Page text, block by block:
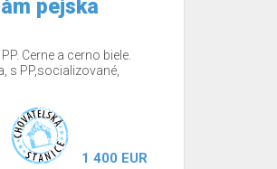
pejska
Cerne a cerno biele.
s PP,socializované,
1 400 EUR